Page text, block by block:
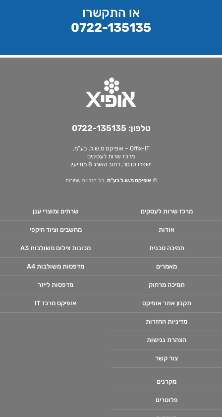
או התקשרו
0722-135135
טלפון: 0722-135135
Offix-IT – אופיקס מ.ש.ל. בע”מ.
מרכז שרות לעסקים
ישפרו סנטר, רחוב האורג 8 מודיעין
© אופיקס מ.ש.ל בע"מ, כל הזכויות שמורות
מרכז שרות לעסקים
אודות
תמיכה טכנית
מאמרים
תמיכה מרחוק
תקנון אתר אופיקס
מדיניות החזרות
הצהרת נגישות
צור קשר
שרתים ומוצרי ענן
מחשבים וציוד היקפי
מכונות צילום משולבות A3
מדפסות משולבות A4
מדפסות לייזר
אופיקס מרכז IT
מקרנים
פלוטרים